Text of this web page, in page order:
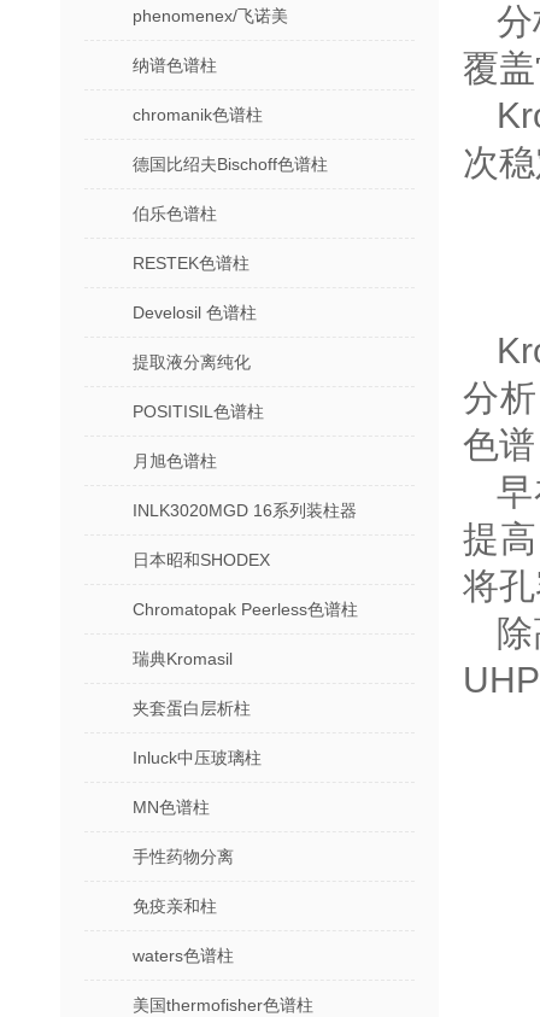
phenomenex/飞诺美
纳谱色谱柱
chromanik色谱柱
德国比绍夫Bischoff色谱柱
伯乐色谱柱
RESTEK色谱柱
Develosil 色谱柱
提取液分离纯化
POSITISIL色谱柱
月旭色谱柱
INLK3020MGD 16系列装柱器
日本昭和SHODEX
Chromatopak Peerless色谱柱
瑞典Kromasil
夹套蛋白层析柱
Inluck中压玻璃柱
MN色谱柱
手性药物分离
免疫亲和柱
waters色谱柱
美国thermofisher色谱柱
覆
次
分
色
提
将